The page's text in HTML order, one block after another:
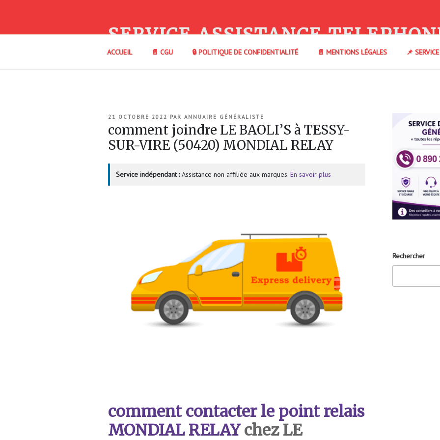
SERVICE ASSISTANCE
ACCUEIL 📄 CGU 🔒 POLITIQUE DE CONFIDENTIALITÉ 📄 MENTIONS LÉGALES 📌
PUBLIÉ
21 OCTOBRE 2022 PAR ANNUAIRE GÉNÉRALISTE
comment joindre LE BAOLI’S à TESSY-
SUR-VIRE (50420) MONDIAL RELAY
Service indépendant :Assistance non affiliée aux marques. En savoir plus
comment contacter le point relais
MONDIAL RELAYchez LE
Rechercher